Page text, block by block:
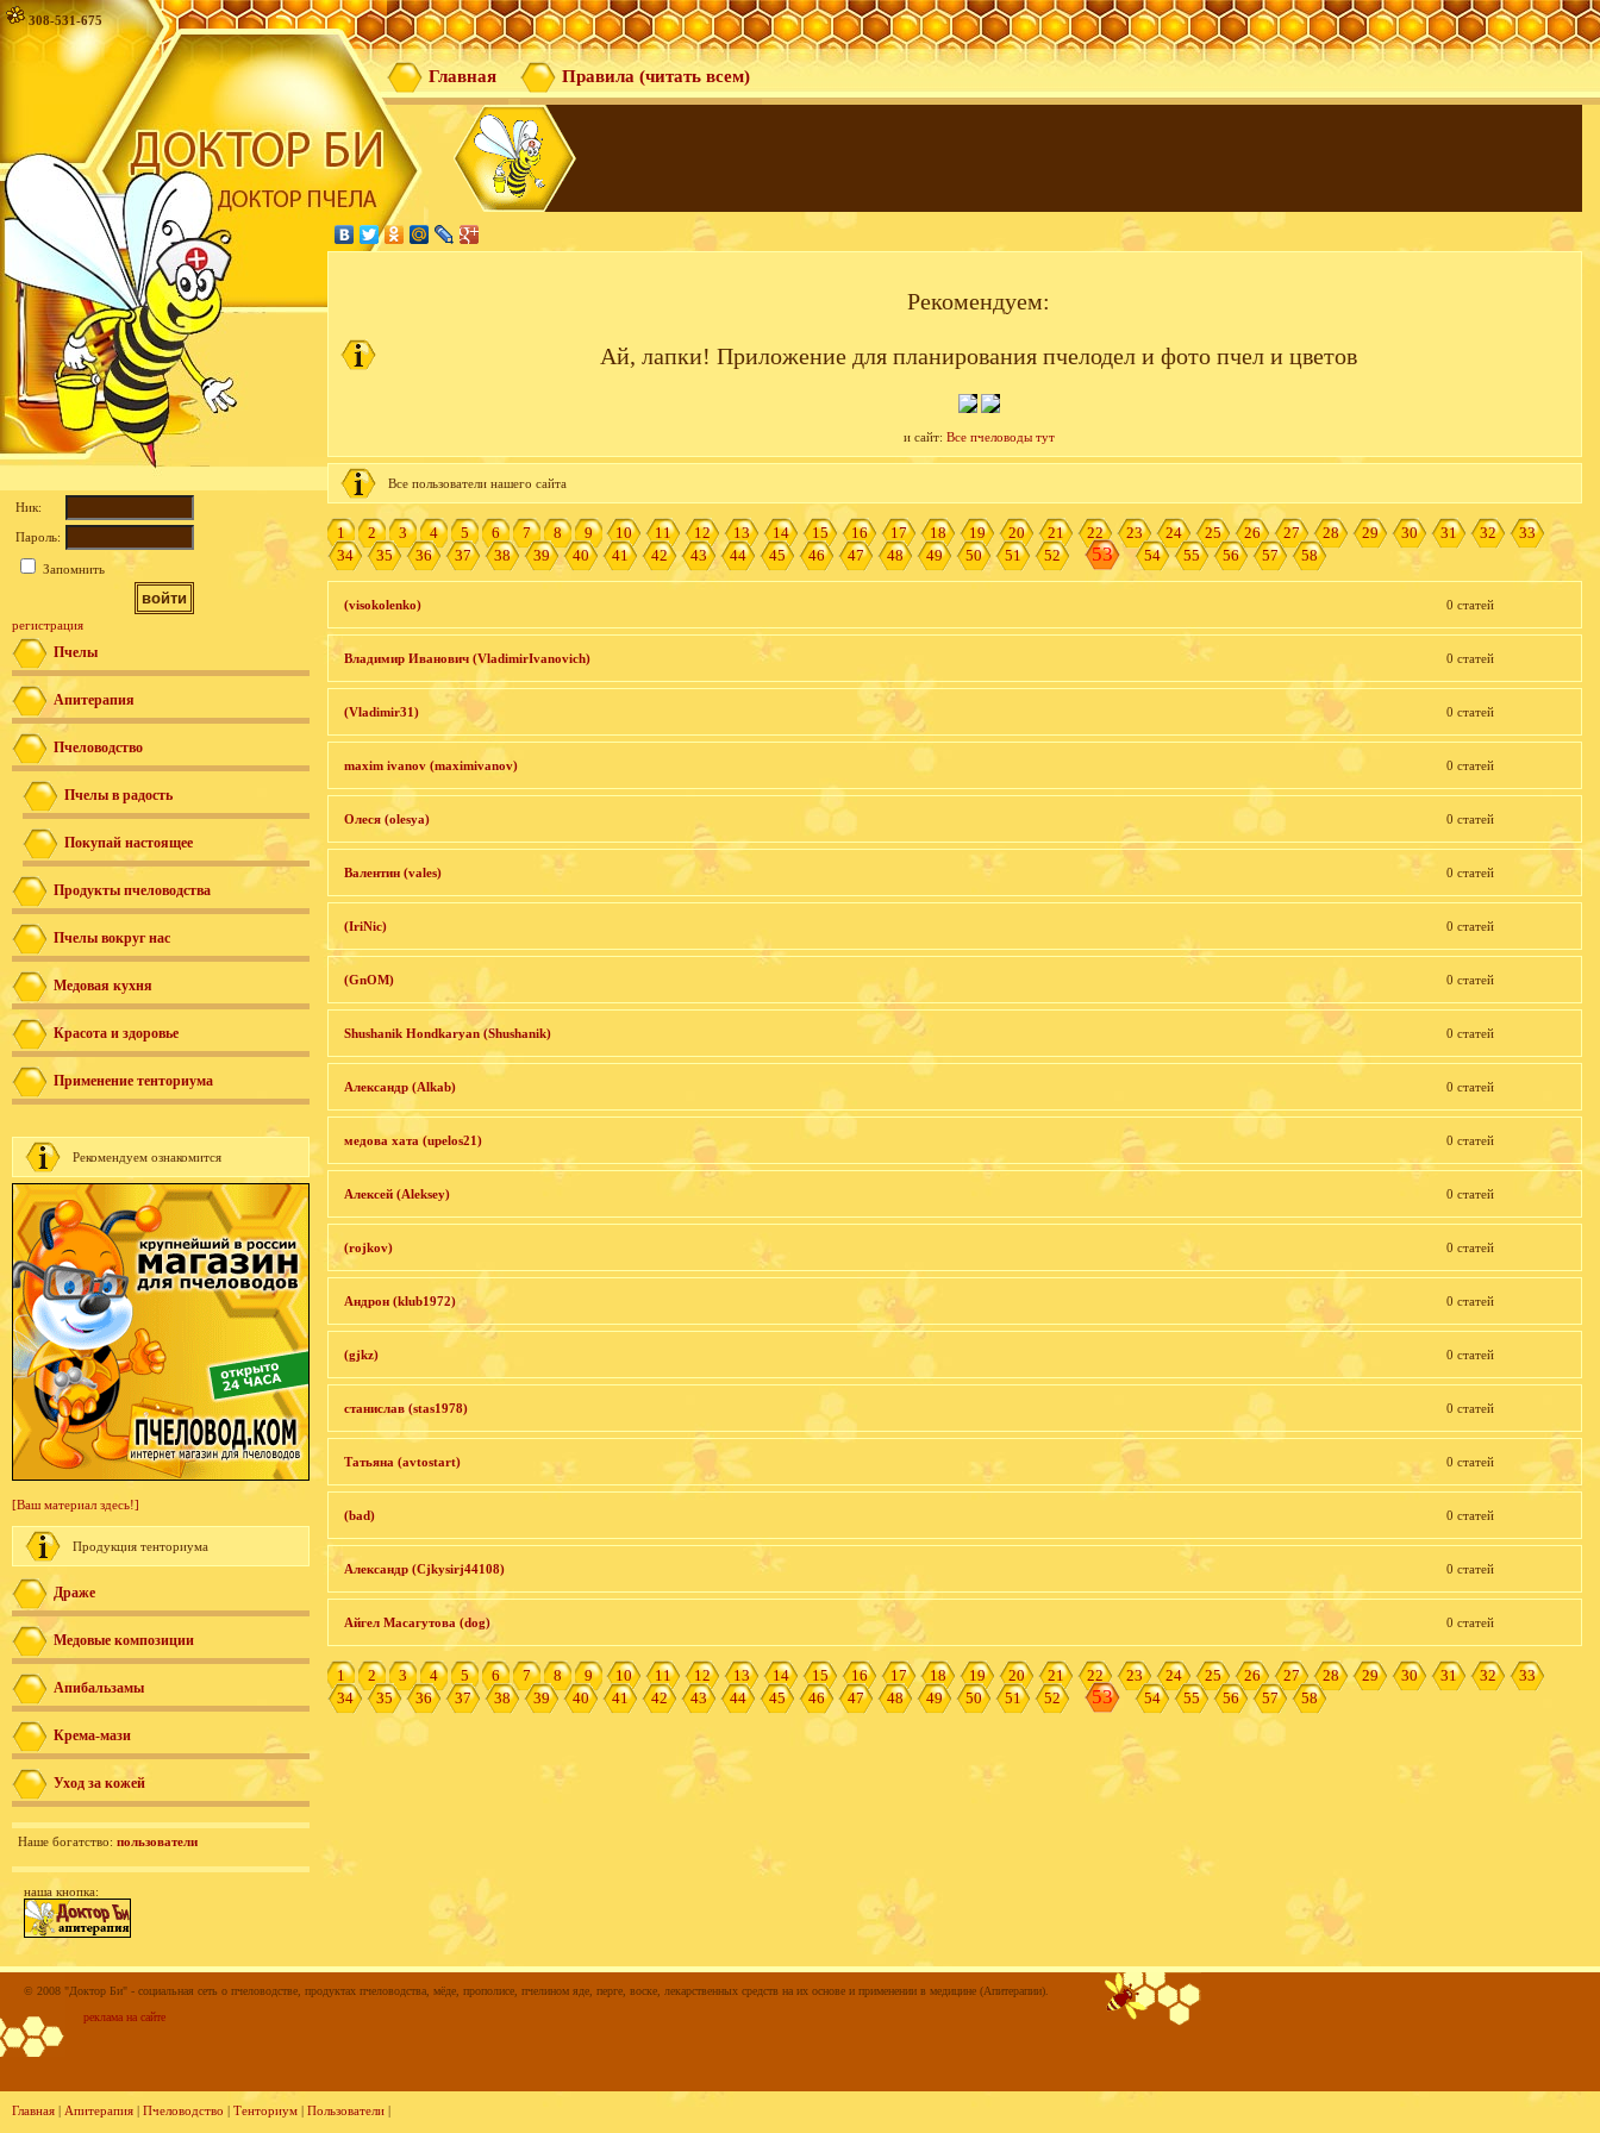
308-531-675
Главная Правила (читать всем)
Ник:
Пароль:
Запомнить
регистрация
Пчелы
Апитерапия
Пчеловодство
Пчелы в радость
Покупай настоящее
Продукты пчеловодства
Пчелы вокруг нас
Медовая кухня
Красота и здоровье
Применение тенториума
Рекомендуем ознакомится
[Ваш материал здесь!]
Продукция тенториума
Драже
Медовые композиции
Апибальзамы
Крема-мази
Уход за кожей
Наше богатство: пользователи
наша кнопка:
Рекомендуем:
Ай, лапки! Приложение для планирования пчелодел и фото пчел и цветов
и сайт: Все пчеловоды тут
Все пользователи нашего сайта
1 2 3 4 5 6 7 8 9 10 11 12 13 14 15 16 17 18 19 20 21 22 23 24 25 26 27 28 29 30 31 32
33
34
35 36 37 38 39 40 41 42 43 44 45 46 47 48 49 50 51 52 53 54 55 56 57 58
(visokolenko) 0 статей
Владимир Иванович (VladimirIvanovich) 0 статей
(Vladimir31) 0 статей
maxim ivanov (maximivanov) 0 статей
Олеся (olesya) 0 статей
Валентин (vales) 0 статей
(IriNic) 0 статей
(GnOM) 0 статей
Shushanik Hondkaryan (Shushanik) 0 статей
Александр (Alkab) 0 статей
медова хата (upelos21) 0 статей
Алексей (Aleksey) 0 статей
(rojkov) 0 статей
Андрон (klub1972) 0 статей
(gjkz) 0 статей
станислав (stas1978) 0 статей
Татьяна (avtostart) 0 статей
(bad) 0 статей
Александр (Cjkysirj44108) 0 статей
Айгел Масагутова (dog) 0 статей
1 2 3 4 5 6 7 8 9 10 11 12 13 14 15 16 17 18 19 20 21 22 23 24 25 26 27 28 29 30 31 32
33
34
35 36 37 38 39 40 41 42 43 44 45 46 47 48 49 50 51 52 53 54 55 56 57 58
© 2008 "Доктор Би" - социальная сеть о пчеловодстве, продуктах пчеловодства, мёде, прополисе, пчелином яде, перге, воске, лекарственных средств на их основе и применении в медицине (Апитерапии).
реклама на сайте
Главная | Апитерапия | Пчеловодство | Тенториум | Пользователи |